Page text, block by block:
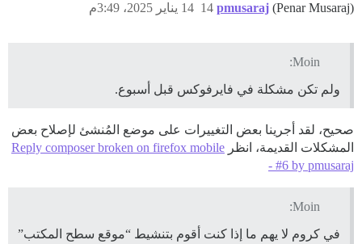
pmusaraj (Penar Musaraj) 14 يناير 2025، 3:49م 14
Moin:
ولم تكن مشكلة في فايرفوكس قبل أسبوع.
صحيح، لقد أجرينا بعض التغييرات على موضع المُنشئ لإصلاح بعض
المشكلات القديمة، انظر Reply composer broken on firefox mobile
- #6 by pmusaraj
Moin:
في كروم لا يهم ما إذا كنت أقوم بتنشيط “موقع سطح المكتب”